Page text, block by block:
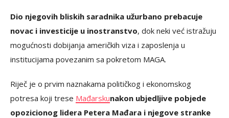
Dio njegovih bliskih saradnika užurbano prebacuje
novac i investicije u inostranstvo, dok neki već istražuju
mogućnosti dobijanja američkih viza i zaposlenja u
institucijama povezanim sa pokretom MAGA.
Riječ je o prvim naznakama političkog i ekonomskog
potresa koji trese Mađarskunakon ubjedljive pobjede
opozicionog lidera Petera Mađara i njegove stranke